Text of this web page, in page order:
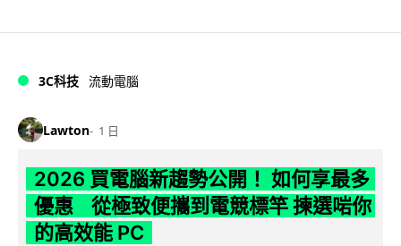
3C科技 流動電腦
Lawton 1 日
2026 買電腦新趨勢公開！ 如何享最多
優惠 從極致便攜到電競標竿 揀選啱你
的高效能 PC